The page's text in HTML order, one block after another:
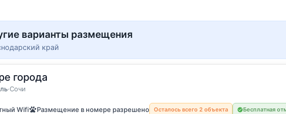
варианты размещения
край
города
·Сочиномер
Wifi Размещение в номере разрешено Осталось всего 2 объекта Бесплатная